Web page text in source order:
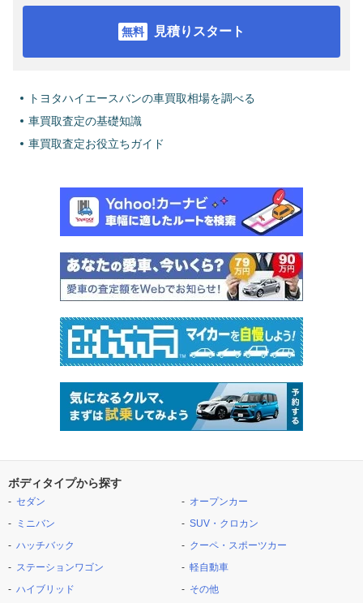
見積りスタート
トヨタハイエースバンの車買取相場を調べる
車買取査定の基礎知識
車買取査定お役立ちガイド
ボディタイプから探す
セダン
ミニバン
ハッチバック
ステーションワゴン
ハイブリッド
オープンカー
SUV・クロカン
クーペ・スポーツカー
軽自動車
その他